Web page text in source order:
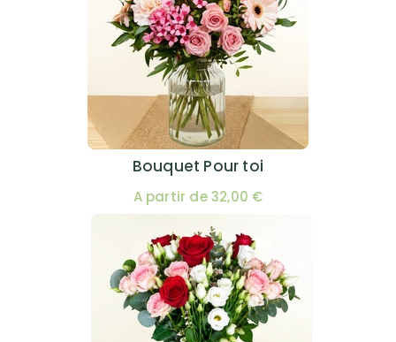
Bouquet Pour toi
A partir de 32,00 €